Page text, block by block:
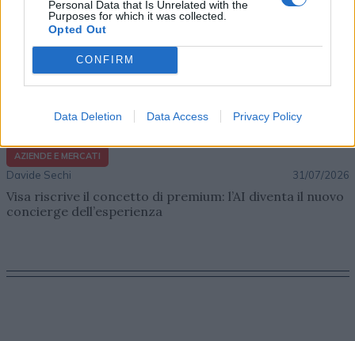
Personal Data that Is Unrelated with the
Purposes for which it was collected.
Opted Out
CONFIRM
Data Deletion Data Access Privacy Policy
AZIENDE E MERCATI
Davide Sechi 31/07/2026
Visa riscrive il concetto di premium: l’AI diventa il nuovo
concierge dell’esperienza